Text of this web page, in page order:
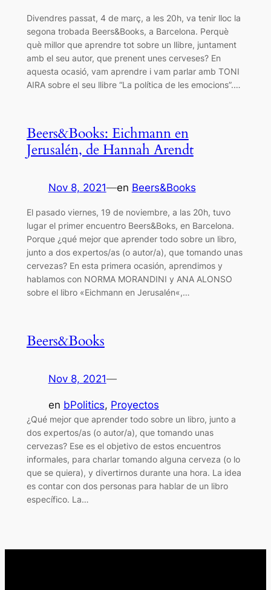
Divendres passat, 4 de març, a les 20h, va tenir lloc la
segona trobada Beers&Books, a Barcelona. Perquè
què millor que aprendre tot sobre un llibre, juntament
amb el seu autor, que prenent unes cerveses? En
aquesta ocasió, vam aprendre i vam parlar amb TONI
AIRA sobre el seu llibre “La política de les emocions”.…
Beers&Books: Eichmann en
Jerusalén, de Hannah Arendt
Nov 8, 2021—en Beers&Books
El pasado viernes, 19 de noviembre, a las 20h, tuvo
lugar el primer encuentro Beers&Boks, en Barcelona.
Porque ¿qué mejor que aprender todo sobre un libro,
junto a dos expertos/as (o autor/a), que tomando unas
cervezas? En esta primera ocasión, aprendimos y
hablamos con NORMA MORANDINI y ANA ALONSO
sobre el libro «Eichmann en Jerusalén«,…
Beers&Books
Nov 8, 2021—
en bPolitics, Proyectos
¿Qué mejor que aprender todo sobre un libro, junto a
dos expertos/as (o autor/a), que tomando unas
cervezas? Ese es el objetivo de estos encuentros
informales, para charlar tomando alguna cerveza (o lo
que se quiera), y divertirnos durante una hora. La idea
es contar con dos personas para hablar de un libro
específico. La…